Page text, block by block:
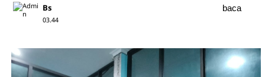
Bs
03.44
baca